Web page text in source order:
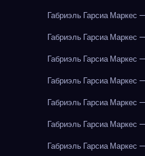
Габриэль Гарсиа Маркес
Габриэль Гарсиа Маркес
Габриэль Гарсиа Маркес
Габриэль Гарсиа Маркес
Габриэль Гарсиа Маркес
Габриэль Гарсиа Маркес
Габриэль Гарсиа Маркес